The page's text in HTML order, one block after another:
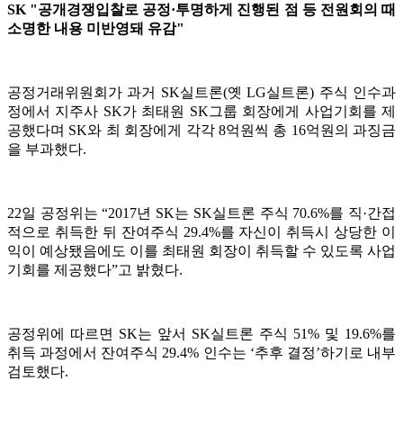
SK "공개경쟁입찰로 공정·투명하게 진행된 점 등 전원회의 때
소명한 내용 미반영돼 유감"
공정거래위원회가 과거 SK실트론(옛 LG실트론) 주식 인수과
정에서 지주사 SK가 최태원 SK그룹 회장에게 사업기회를 제
공했다며 SK와 최 회장에게 각각 8억원씩 총 16억원의 과징금
을 부과했다.
22일 공정위는 “2017년 SK는 SK실트론 주식 70.6%를 직·간접
적으로 취득한 뒤 잔여주식 29.4%를 자신이 취득시 상당한 이
익이 예상됐음에도 이를 최태원 회장이 취득할 수 있도록 사업
기회를 제공했다”고 밝혔다.
공정위에 따르면 SK는 앞서 SK실트론 주식 51% 및 19.6%를
취득 과정에서 잔여주식 29.4% 인수는 ‘추후 결정’하기로 내부
검토했다.